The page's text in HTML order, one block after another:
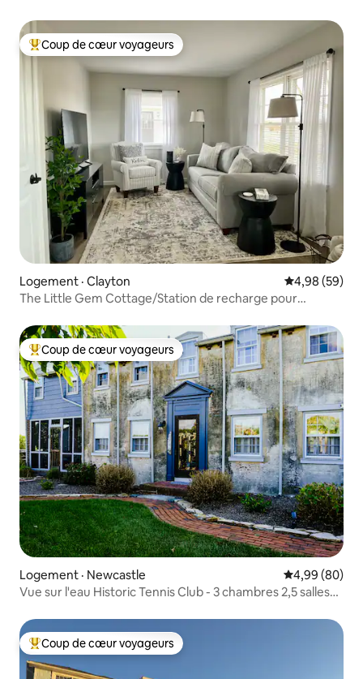
Coup de cœur voyageurs parmi les plus aimés
Coup de cœur voyageurs
Logement · Clayton Note
4,98 (59)
The Little Gem Cottage/Station de recharge pour
Coup de cœur voyageurs parmi les plus aimés
Coup de cœur voyageurs
Logement · Newcastle Note
4,99 (80)
Vue sur l'eau Historic Tennis Club - 3 chambres 2,5 salles
Coup de cœur voyageurs parmi les plus aimés
Coup de cœur voyageurs